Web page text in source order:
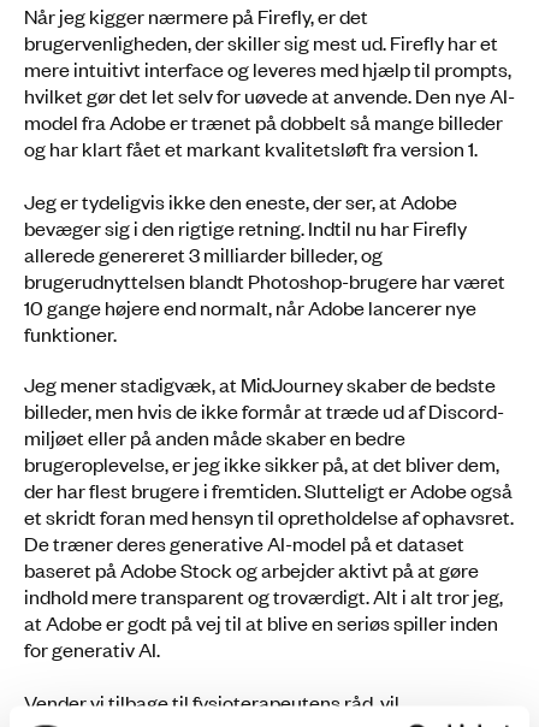
Når jeg kigger nærmere på Firefly, er det
brugervenligheden, der skiller sig mest ud. Firefly har et
mere intuitivt interface og leveres med hjælp til prompts,
hvilket gør det let selv for uøvede at anvende. Den nye AI-
model fra Adobe er trænet på dobbelt så mange billeder
og har klart fået et markant kvalitetsløft fra version 1.
Jeg er tydeligvis ikke den eneste, der ser, at Adobe
bevæger sig i den rigtige retning. Indtil nu har Firefly
allerede genereret 3 milliarder billeder, og
brugerudnyttelsen blandt Photoshop-brugere har været
10 gange højere end normalt, når Adobe lancerer nye
funktioner.
Jeg mener stadigvæk, at MidJourney skaber de bedste
billeder, men hvis de ikke formår at træde ud af Discord-
miljøet eller på anden måde skaber en bedre
brugeroplevelse, er jeg ikke sikker på, at det bliver dem,
der har flest brugere i fremtiden. Slutteligt er Adobe også
et skridt foran med hensyn til opretholdelse af ophavsret.
De træner deres generative AI-model på et dataset
baseret på Adobe Stock og arbejder aktivt på at gøre
indhold mere transparent og troværdigt. Alt i alt tror jeg,
at Adobe er godt på vej til at blive en seriøs spiller inden
for generativ AI.
Vender vi tilbage til fysioterapeutens råd, vil